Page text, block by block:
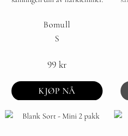
Bomull
S
99 kr
KJØP NÅ